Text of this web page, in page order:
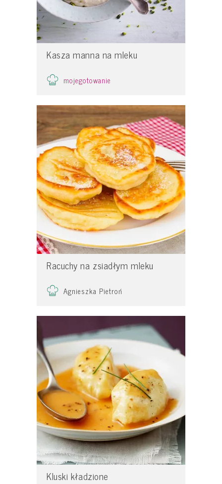
Kasza manna na mleku
mojegotowanie
Racuchy na zsiadłym mleku
Agnieszka Pietroń
Kluski kładzione